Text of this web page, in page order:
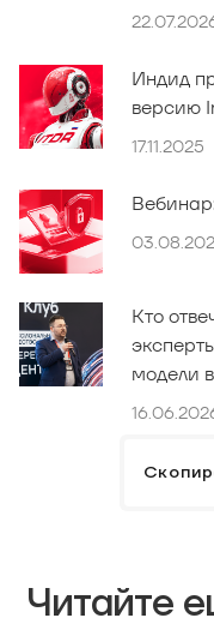
Индид
версию
17.11.2025
Кто
модели
Читайте